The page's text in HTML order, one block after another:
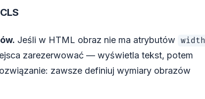
Jeśli w HTML obraz nie ma atrybutów width
zarezerwować — wyświetla tekst, potem
zawsze definiuj wymiary obrazów